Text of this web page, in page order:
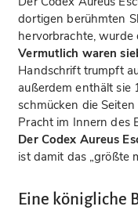
dortigen berühmten
hervorbrachte,
Vermutlich waren
Handschrift trumpft
außerdem enthält sie
schmücken die
Pracht im Innern des
Der Codex Aureus
ist damit das „größte
Eine königliche